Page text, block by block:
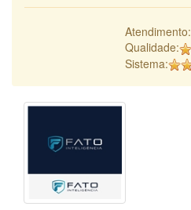
Atendimento:
Qualidade:
Sistema: